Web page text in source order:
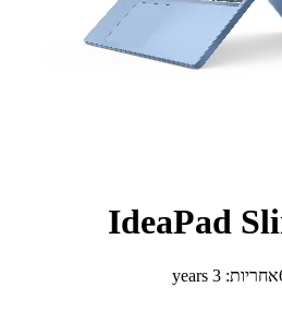
IdeaPad
אחריות: 3 years